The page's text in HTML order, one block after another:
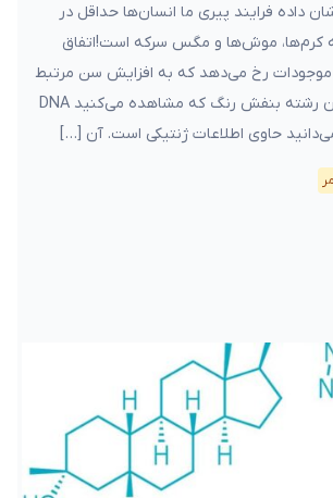
فرایند پیری ما انسان‌ها حداقل در
کرم‌ها، موش‌ها و مگس سرکه است!اتفاق
رخ می‌دهد که به افزایش سن مرتبط
است. در تصویر بالا آن رشته بنفش رنگ که مشاهده می‌کنید DNA
حاوی اطلاعات ژنتیکی است. آن […]